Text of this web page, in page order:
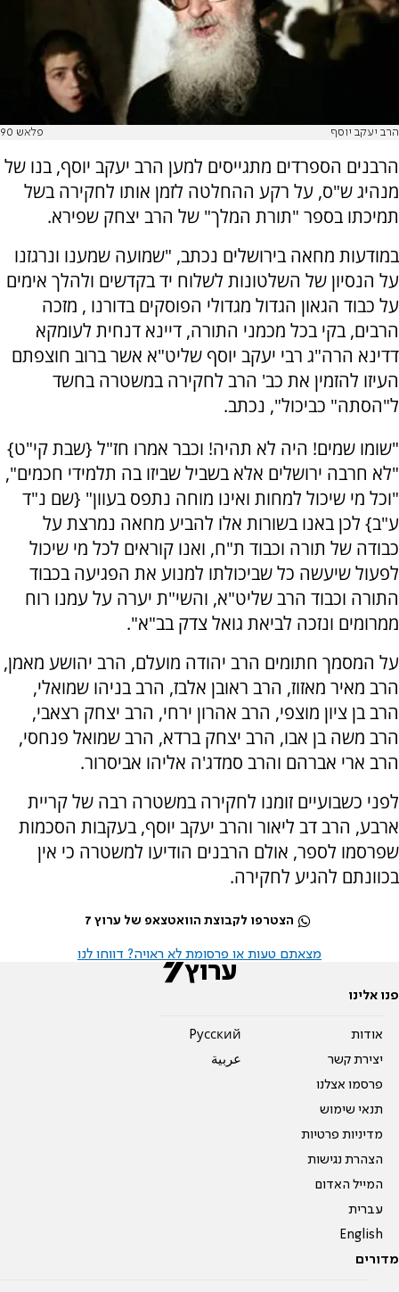
הרב יעקב יוסף פלאש 90
הרבנים הספרדים מתגייסים למען הרב יעקב יוסף, בנו של
מנהיג ש"ס, על רקע ההחלטה לזמן אותו לחקירה בשל
תמיכתו בספר "תורת המלך" של הרב יצחק שפירא.
במודעות מחאה בירושלים נכתב, "שמועה שמענו ונרגזנו
על הנסיון של השלטונות לשלוח יד בקדשים ולהלך אימים
על כבוד הגאון הגדול מגדולי הפוסקים בדורנו , מזכה
הרבים, בקי בכל מכמני התורה, דיינא דנחית לעומקא
דדינא הרה"ג רבי יעקב יוסף שליט"א אשר ברוב חוצפתם
העיזו להזמין את כב' הרב לחקירה במשטרה בחשד
ל"הסתה" כביכול", נכתב.
"שומו שמים! היה לא תהיה! וכבר אמרו חז"ל {שבת קי"ט}
"לא חרבה ירושלים אלא בשביל שביזו בה תלמידי חכמים",
"וכל מי שיכול למחות ואינו מוחה נתפס בעוון" {שם נ"ד
ע"ב} לכן באנו בשורות אלו להביע מחאה נמרצת על
כבודה של תורה וכבוד ת"ח, ואנו קוראים לכל מי שיכול
לפעול שיעשה כל שביכולתו למנוע את הפגיעה בכבוד
התורה וכבוד הרב שליט"א, והשי"ת יערה על עמנו רוח
ממרומים ונזכה לביאת גואל צדק בב"א".
על המסמך חתומים הרב יהודה מועלם, הרב יהושע מאמן,
הרב מאיר מאזוז, הרב ראובן אלבז, הרב בניהו שמואלי,
הרב בן ציון מוצפי, הרב אהרון ירחי, הרב יצחק רצאבי,
הרב משה בן אבו, הרב יצחק ברדא, הרב שמואל פנחסי,
הרב ארי אברהם והרב סמדג'ה אליהו אביסרור.
לפני כשבועיים זומנו לחקירה במשטרה רבה של קריית
ארבע, הרב דב ליאור והרב יעקב יוסף, בעקבות הסכמות
שפרסמו לספר, אולם הרבנים הודיעו למשטרה כי אין
בכוונתם להגיע לחקירה.
הצטרפו לקבוצת הוואטצאפ של ערוץ 7
מצאתם טעות או פרסומת לא ראויה? דווחו לנו
פנו אלינו
אודות
יצירת קשר
פרסמו אצלנו
תנאי שימוש
מדיניות פרטיות
הצהרת נגישות
המייל האדום
עברית
English
Pусский
عربية
מדורים